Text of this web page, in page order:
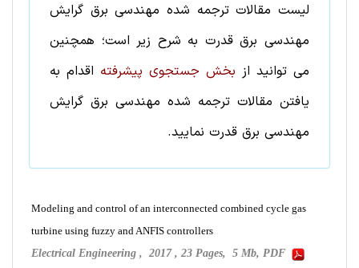
لیست مقالات ترجمه شده مهندسی برق گرایش
مهندسی برق قدرت به شرح زیر است؛ همچنین
می توانید از بخش جستجوی پیشرفته اقدام به
یافتن مقالات ترجمه شده مهندسی برق گرایش
مهندسی برق قدرت نمایید.
Modeling and control of an interconnected combined cycle gas
turbine using fuzzy and ANFIS controllers
Electrical Engineering , 2017 , 23 Pages, 5 Mb, PDF